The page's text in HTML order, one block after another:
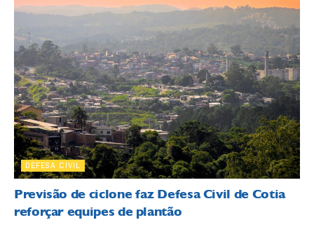
DEFESA CIVIL
Previsão de ciclone faz Defesa Civil de Cotia
reforçar equipes de plantão